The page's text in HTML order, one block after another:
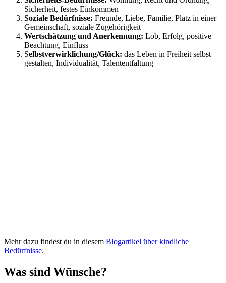
Sicherheit, festes Einkommen
Soziale Bedürfnisse: Freunde, Liebe, Familie, Platz in einer
Gemeinschaft, soziale Zugehörigkeit
Wertschätzung und Anerkennung: Lob, Erfolg, positive
Beachtung, Einfluss
Selbstverwirklichung/Glück: das Leben in Freiheit selbst
gestalten, Individualität, Talententfaltung
Mehr dazu findest du in diesem Blogartikel über kindliche
Bedürfnisse.
Was sind Wünsche?